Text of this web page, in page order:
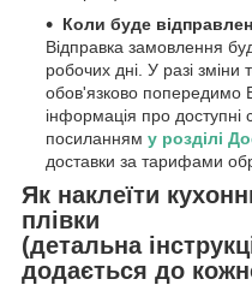
Коли буде
Відправка замовлення
робочих дні. У разі зміни
обов'язково попередимо
інформація про доступні
посиланням у розділі
доставки за тарифами
Як наклеїти
плівки
(детальна
додається до